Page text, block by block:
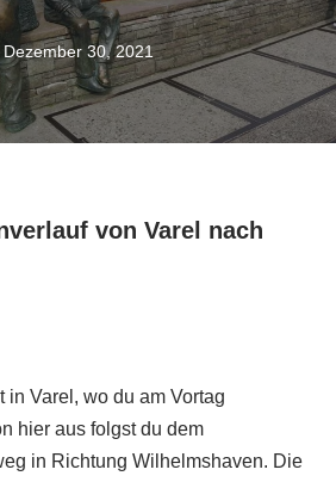
Dezember 30, 2021
von Varel nach
in Varel, wo du am Vortag
hier aus folgst du dem
in Richtung Wilhelmshaven. Die